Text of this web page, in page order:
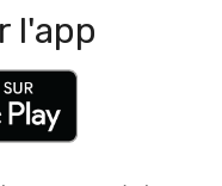
l'app